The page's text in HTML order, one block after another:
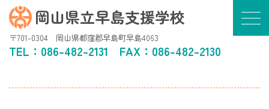
岡山県立早島支援学校
〒701-0304 岡山県都窪郡早島町早島4063
TEL： 086-482-2131 FAX：086-482-2130